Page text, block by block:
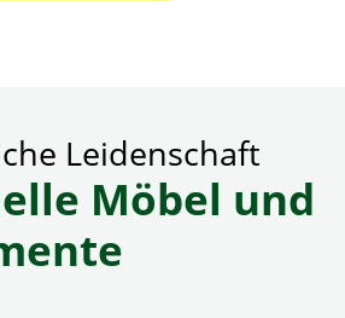
Möbel und
Leidenschaft